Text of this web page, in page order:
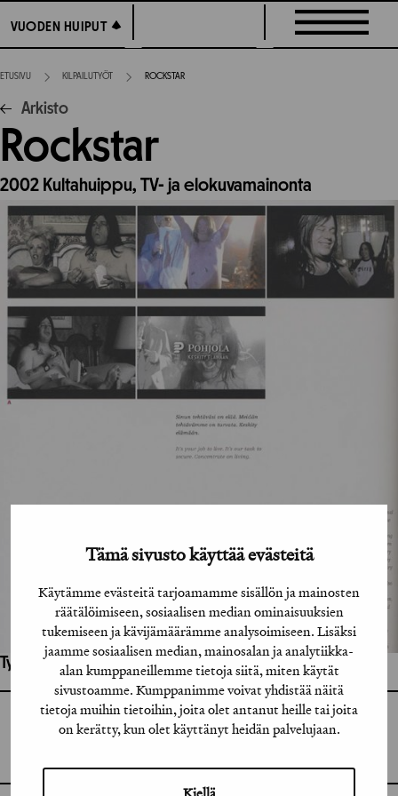
Tämä sivusto käyttää evästeitä
Käytämme evästeitä tarjoamamme sisällön ja mainosten
räätälöimiseen, sosiaalisen median ominaisuuksien
tukemiseen ja kävijämäärämme analysoimiseen. Lisäksi
jaamme sosiaalisen median, mainosalan ja analytiikka-
alan kumppaneillemme tietoja siitä, miten käytät
sivustoamme. Kumppanimme voivat yhdistää näitä
tietoja muihin tietoihin, joita olet antanut heille tai joita
on kerätty, kun olet käyttänyt heidän palvelujaan.
suoraan
sisältöön
VUODEN HUIPUT
VUODEN HUIPUT
ETUSIVU KILPAILUTYÖT ROCKSTAR
Arkisto
Rockstar
2002 Kultahuippu, TV- ja elokuvamainonta
Työhön osallistuneet henkilöt / tahot:
GRAFIA RY
GRAFIA(AT)GRAFIA.FI